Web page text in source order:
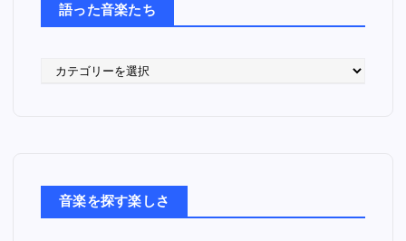
語った音楽たち
音楽を探す楽しさ